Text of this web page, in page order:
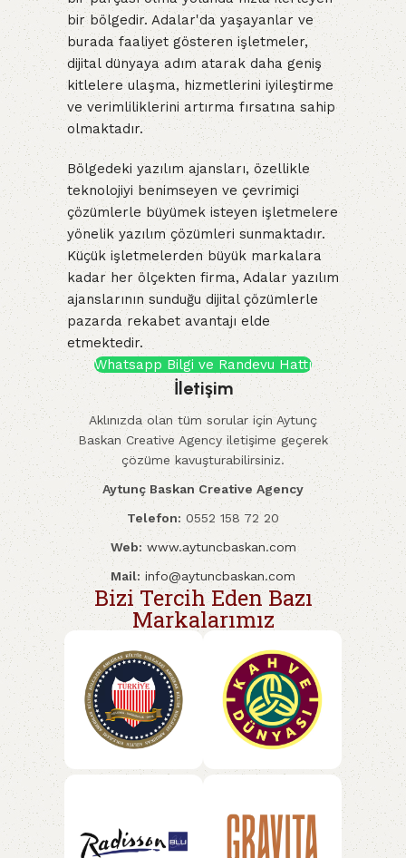
bir bölgedir. Adalar'da yaşayanlar ve
burada faaliyet gösteren işletmeler,
dijital dünyaya adım atarak daha geniş
kitlelere ulaşma, hizmetlerini iyileştirme
ve verimliliklerini artırma fırsatına sahip
olmaktadır.
Bölgedeki yazılım ajansları, özellikle
teknolojiyi benimseyen ve çevrimiçi
çözümlerle büyümek isteyen işletmelere
yönelik yazılım çözümleri sunmaktadır.
Küçük işletmelerden büyük markalara
kadar her ölçekten firma, Adalar yazılım
ajanslarının sunduğu dijital çözümlerle
pazarda rekabet avantajı elde
etmektedir.
Whatsapp Bilgi ve Randevu Hattı
İletişim
Aklınızda olan tüm sorular için Aytunç
Baskan Creative Agency iletişime geçerek
çözüme kavuşturabilirsiniz.
Aytunç Baskan Creative Agency
Telefon: 0552 158 72 20
Web: www.aytuncbaskan.com
Mail: info@aytuncbaskan.com
Bizi Tercih Eden Bazı
Markalarımız